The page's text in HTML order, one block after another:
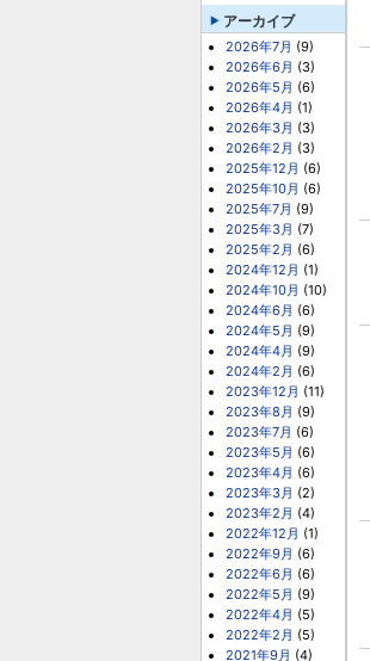
アーカイブ
2026年7月 (9)
2026年6月 (3)
2026年5月 (6)
2026年4月 (1)
2026年3月 (3)
2026年2月 (3)
2025年12月 (6)
2025年10月 (6)
2025年7月 (9)
2025年3月 (7)
2025年2月 (6)
2024年12月 (1)
2024年10月 (10)
2024年6月 (6)
2024年5月 (9)
2024年4月 (9)
2024年2月 (6)
2023年12月 (11)
2023年8月 (9)
2023年7月 (6)
2023年5月 (6)
2023年4月 (6)
2023年3月 (2)
2023年2月 (4)
2022年12月 (1)
2022年9月 (6)
2022年6月 (6)
2022年5月 (9)
2022年4月 (5)
2022年2月 (5)
2021年9月 (4)